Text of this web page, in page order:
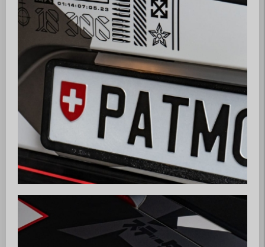
Kontakt
Mitteilung
Impressum
Datenschutz
AGB
Partner
inteco edv ag
Mazda Club Schweiz
Mitglied werden